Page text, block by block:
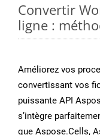
Convertir
ligne :
Améliorez vos
convertissant vos
puissante API
s’intègre
que Aspose.Cells,